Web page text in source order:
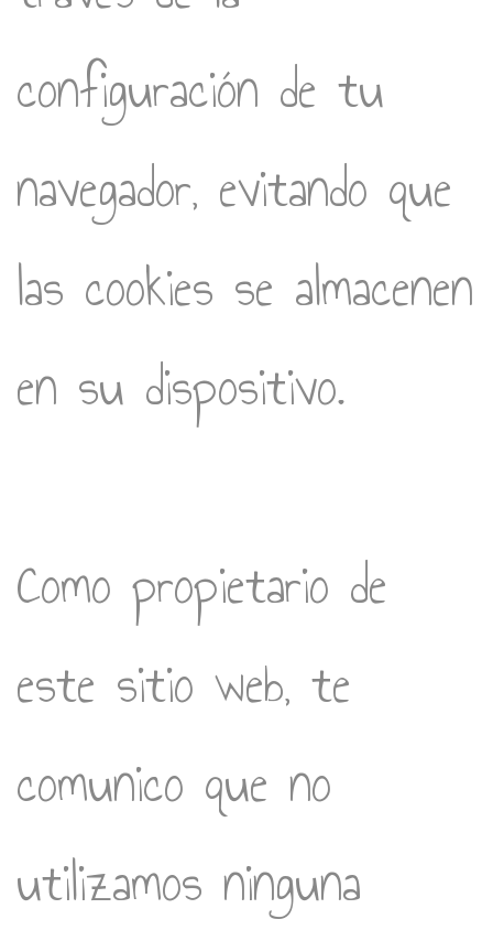
configuración de tu
navegador, evitando que
las cookies se almacenen
en su dispositivo.
Como propietario de
este sitio web, te
comunico que no
utilizamos ninguna